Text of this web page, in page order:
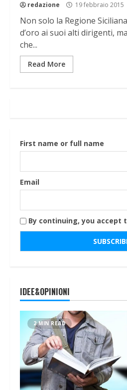
redazione 19 febbraio 2015
Non solo la Regione
d’oro ai suoi alti dirigenti,
che...
Read More
First name or full name
Email
By continuing, you accept
IDEE&OPINIONI
2 MIN READ